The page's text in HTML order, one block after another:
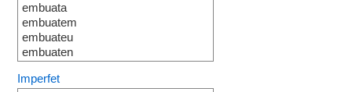
embuata
embuatem
embuateu
embuaten
Imperfet